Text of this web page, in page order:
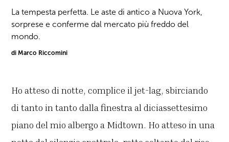
La tempesta perfetta. Le aste di antico a Nuova York,
sorprese e conferme dal mercato più freddo del
mondo.
di Marco Riccomini
Ho atteso di notte, complice il jet-lag, sbirciando
di tanto in tanto dalla finestra al diciassettesimo
piano del mio albergo a Midtown. Ho atteso in una